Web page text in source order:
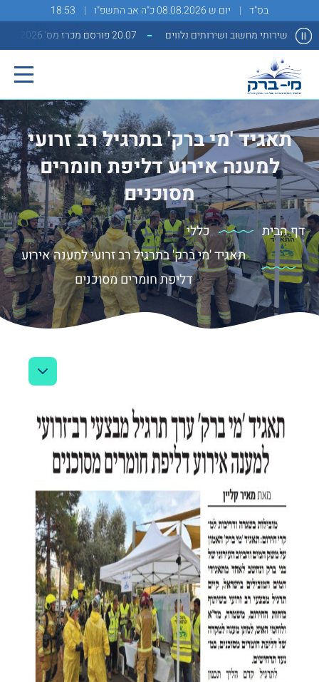
בס"ד יום ש 08.08.2026 כ"ה אב התשפ"ו
18:53
20.07 פורסם מכרז מס' 2/2026 למתן שירותי מחשוב ושירותים נלווים
תאגיד 'מי ברק' בתרגיל רב זרועי
למענה אירוע דליפת חומרים
מסוכנים
דף הבית
כללי
תאגיד 'מי ברק' בתרגיל רב זרועי למענה אירוע
דליפת חומרים מסוכנים